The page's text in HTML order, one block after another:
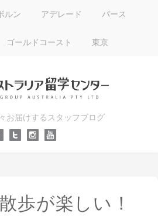
ルン アデレード パース
ゴールドコースト 東京
お届けするスタッフブログ
歩が楽しい！